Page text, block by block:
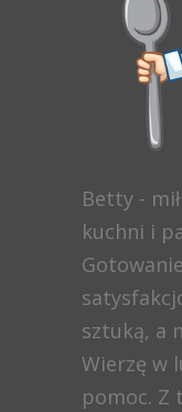
Betty -
kuchni i
sztuką, a
Wierzę w
pomoc. Z